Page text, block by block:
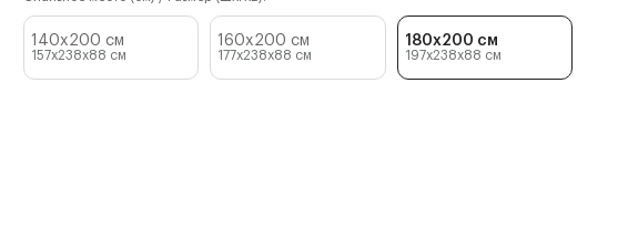
140x200 см
157x238x88 см
160x200 см
177x238x88 см
180x200 см
197x238x88 см